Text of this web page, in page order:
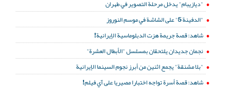
"ديازيبام" يدخل مرحلة التصوير في طهران
"الدفينة 5" على الشاشة في موسم النوروز
شاهد: قصة جريمة هزت الدبلوماسية الإيرانية!
نجمان جديدان يلتحقان بمسلسل "الأبطال العشرة"
"بلا مشنقة" يجمع اثنين من أبرز نجوم السينما الإيرانية
شاهد: قصة أسرة تواجه اختبارا مصيريا على آي فيلم!